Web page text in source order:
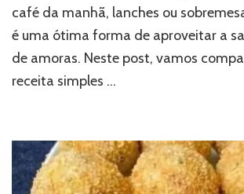
café da manhã, lanches ou
é uma ótima forma de aproveitar a
de amoras. Neste post, vamos
receita simples …